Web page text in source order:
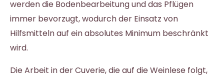
werden die Bodenbearbeitung und das Pflügen
immer bevorzugt, wodurch der Einsatz von
Hilfsmitteln auf ein absolutes Minimum beschränkt
wird.
Die Arbeit in der Cuverie, die auf die Weinlese folgt,